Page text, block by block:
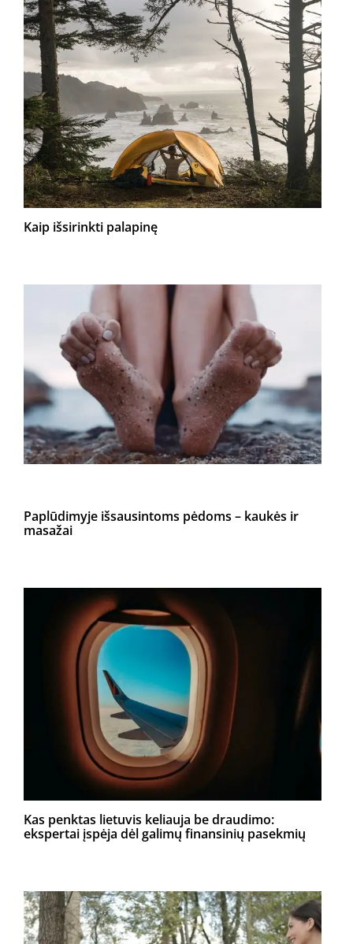
Kaip išsirinkti palapinę
Paplūdimyje išsausintoms pėdoms – kaukės ir
masažai
Kas penktas lietuvis keliauja be draudimo:
ekspertai įspėja dėl galimų finansinių pasekmių